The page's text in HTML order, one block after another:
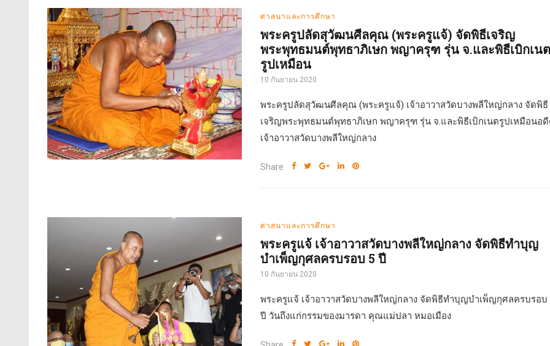
ศาสนาและการศึกษา
พระครูปลัดสุวัฒนศีลคุณ (พระครูแจ้) จัดพิธีเจริญ
พระพุทธมนต์พุทธาภิเษก พญาครุฑ รุ่น จ.และพิธีเบิกเนต
รูปเหมือน
10 กันยายน 2020
พระครูปลัดสุวัฒนศีลคุณ (พระครูแจ้) เจ้าอาวาสวัดบางพลีใหญ่กลาง จัดพิธี
เจริญพระพุทธมนต์พุทธาภิเษก พญาครุฑ รุ่น จ.และพิธีเบิกเนตรูปเหมือนอ
เจ้าอาวาสวัดบางพลีใหญ่กลาง
Share
ศาสนาและการศึกษา
พระครูแจ้ เจ้าอาวาสวัดบางพลีใหญ่กลาง จัดพิธีทำบุญ
บำเพ็ญกุศลครบรอบ 5 ปี
10 กันยายน 2020
พระครูแจ้ เจ้าอาวาสวัดบางพลีใหญ่กลาง จัดพิธีทำบุญบำเพ็ญกุศลครบรอบ
ปี วันถึงแก่กรรมของมารดา คุณแม่ปลา หมอเมือง